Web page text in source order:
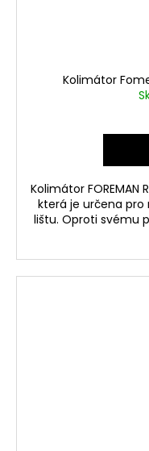
Kolimátor
Kolimátor FOREMAN
která je určena
lištu. Oproti svému